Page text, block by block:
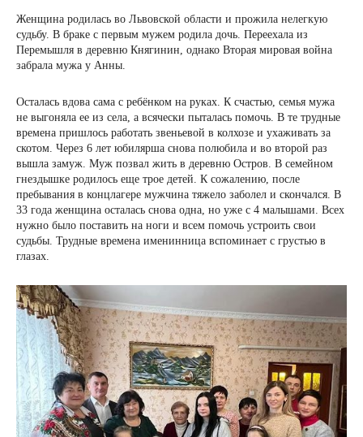
Женщина родилась во Львовской области и прожила нелегкую
судьбу. В браке с первым мужем родила дочь. Переехала из
Перемышля в деревню Княгинин, однако Вторая мировая война
забрала мужа у Анны.
Осталась вдова сама с ребёнком на руках. К счастью, семья мужа
не выгоняла ее из села, а всячески пыталась помочь. В те трудные
времена пришлось работать звеньевой в колхозе и ухаживать за
скотом. Через 6 лет юбилярша снова полюбила и во второй раз
вышла замуж. Муж позвал жить в деревню Остров. В семейном
гнездышке родилось еще трое детей. К сожалению, после
пребывания в концлагере мужчина тяжело заболел и скончался. В
33 года женщина осталась снова одна, но уже с 4 малышами. Всех
нужно было поставить на ноги и всем помочь устроить свои
судьбы. Трудные времена именинница вспоминает с грустью в
глазах.